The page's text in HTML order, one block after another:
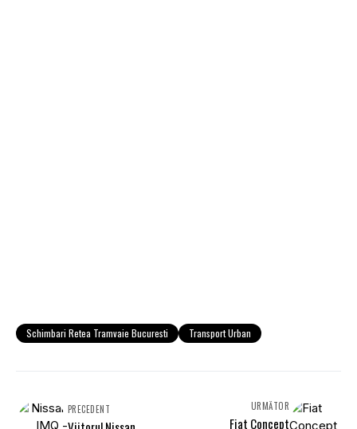
Schimbari Retea Tramvaie Bucuresti Transport Urban
PRECEDENT URMĂTOR
Fiat Concept